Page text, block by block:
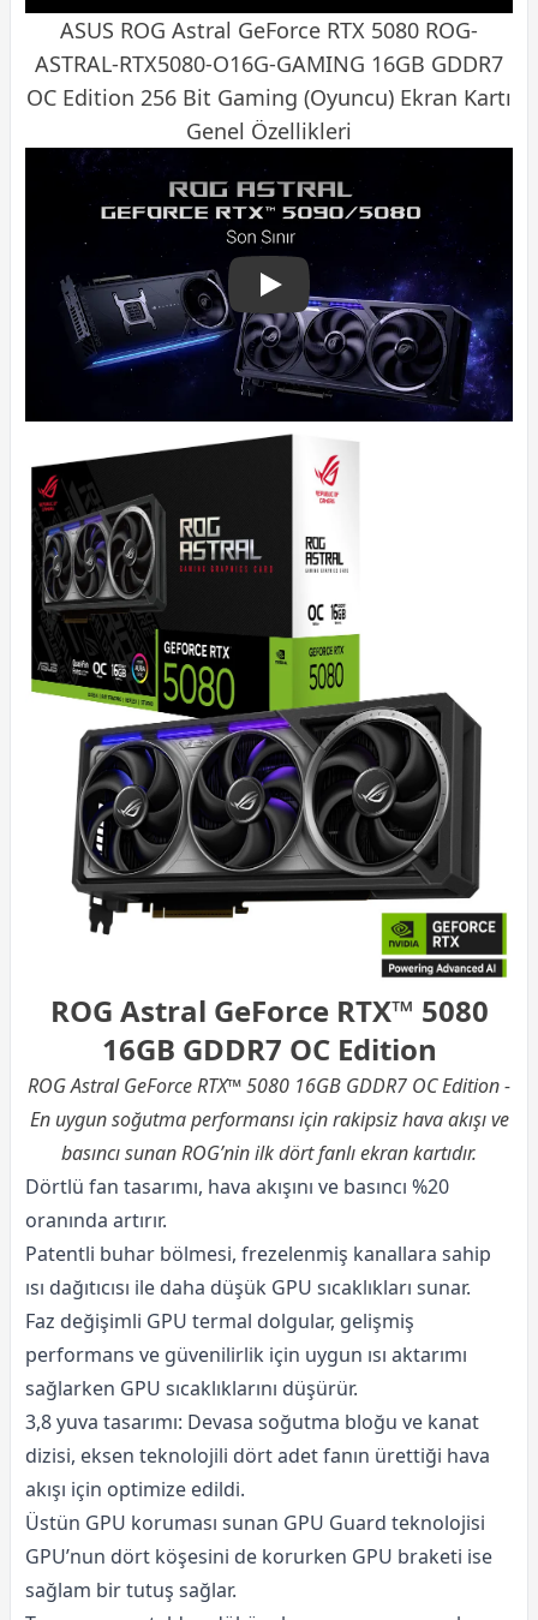
ASUS ROG Astral GeForce RTX 5080 ROG-
ASTRAL-RTX5080-O16G-GAMING 16GB GDDR7
OC Edition 256 Bit Gaming (Oyuncu) Ekran Kartı
Genel Özellikleri
ASUS ROG Astral
ROG Astral GeForce RTX™ 5080
16GB GDDR7 OC Edition
ROG Astral GeForce RTX™ 5080 16GB GDDR7 OC Edition -
En uygun soğutma performansı için rakipsiz hava akışı ve
basıncı sunan ROG’nin ilk dört fanlı ekran kartıdır.
Dörtlü fan tasarımı, hava akışını ve basıncı %20
oranında artırır.
Patentli buhar bölmesi, frezelenmiş kanallara sahip
ısı dağıtıcısı ile daha düşük GPU sıcaklıkları sunar.
Faz değişimli GPU termal dolgular, gelişmiş
performans ve güvenilirlik için uygun ısı aktarımı
sağlarken GPU sıcaklıklarını düşürür.
3,8 yuva tasarımı: Devasa soğutma bloğu ve kanat
dizisi, eksen teknolojili dört adet fanın ürettiği hava
akışı için optimize edildi.
Üstün GPU koruması sunan GPU Guard teknolojisi
GPU’nun dört köşesini de korurken GPU braketi ise
sağlam bir tutuş sağlar.